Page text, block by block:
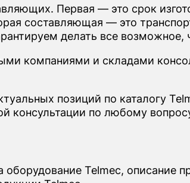
Первая — это срок
составляющая — это
делать все
компаниями и складами
позиций по каталогу
консультации по любому
Telmec, описание